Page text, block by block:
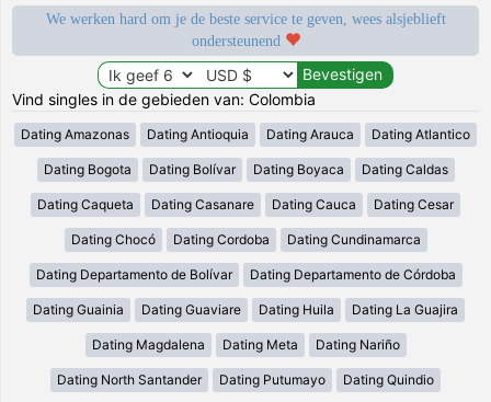
We werken hard om je de beste service te geven, wees alsjeblieft
ondersteunend
Vind singles in de gebieden van: Colombia
Dating Amazonas Dating Antioquia Dating Arauca Dating Atlantico
Dating Bogota Dating Bolívar Dating Boyaca Dating Caldas
Dating Caqueta Dating Casanare Dating Cauca Dating Cesar
Dating Chocó Dating Cordoba Dating Cundinamarca
Dating Departamento de Bolívar Dating Departamento de Córdoba
Dating Guainia Dating Guaviare Dating Huila Dating La Guajira
Dating Magdalena Dating Meta Dating Nariño
Dating North Santander Dating Putumayo Dating Quindio